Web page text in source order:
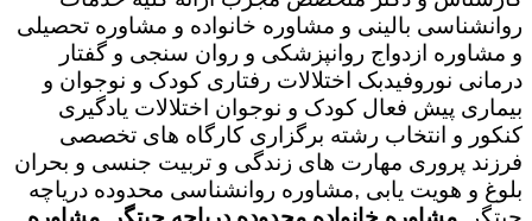
روانشناسی بالینی و مشاوره خانواده و مشاوره تحصیلی
و مشاوره ازدواج روانپزشکی و روان سنجی و گفتار
درمانی نوروفیدبک اختلالات رفتاری کودک و نوجوان و
بیماری پیش فعال کودک و نوجوان اختلالات یادگیری
کنکور و انتخاب رشته برگزاری کارگاه های تخصصی
فرزند پروری مهارت های زندگی و تربیت جنسی و بحران
بلوغ و هویت یابی ,مشاوره روانشناسی محدوده دریاچه